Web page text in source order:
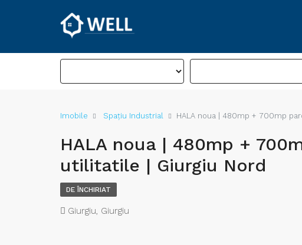
Imobile Spațiu Industrial HALA noua | 480mp + 700mp
HALA noua | 480mp +
utilitatile | Giurgiu Nord
DE ÎNCHIRIAT
Giurgiu, Giurgiu